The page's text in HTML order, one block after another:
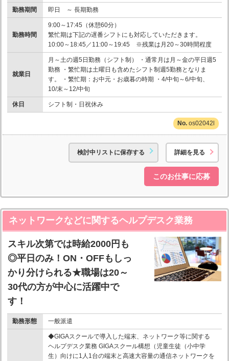
勤務期間 即日 ～ 長期勤務
勤務時間
9:00～17:45（休憩60分）
繁忙期は下記の遅番シフトにも対応していただきます。
10:00～18:45／11:00～19:45 ※残業は月20～30時間程度
就業日
月～土の週5日勤務（シフト制） ・通常月は月～金の平日週5
勤務 ・繁忙期は土曜日も含めたシフト制週5勤務となりま
す。 ・繁忙期：お中元・お歳暮の時期 ・4/中旬～6/中旬、
10/末～12/中旬
休日 シフト制・日祝休み
os02042l
検討中リストに保存する 詳細を見る
このお仕事に応募
ネットワークなどに関するヘルプデスク業務
スキル次第では時給2000円も
◎平日のみ！ON・OFFもしっ
かり分けられる★職場は20～
30代の方が中心に活躍中で
す！
勤務形態 一般派遣
◆GIGAスクールで導入した端末、ネットワーク等に関する
ヘルプデスク業務 GIGAスクール構想（児童生徒（小中学
生）向けに1人1台の端末と高速大容量の通信ネットワークを